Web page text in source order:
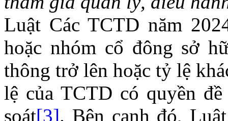
Luật Các TCTD năm
hoặc nhóm cổ đông sở
thông trở lên hoặc tỷ lệ
lệ của TCTD có quyền
soát[3]. Bên cạnh đó,